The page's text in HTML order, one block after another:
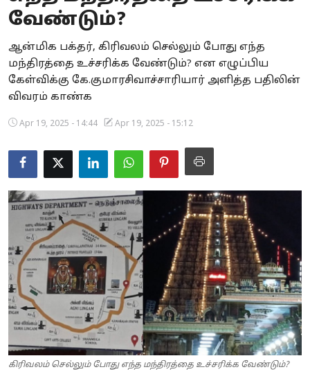
Business
Crime
Tamilnadu
Astrology
Spirituality
Weather
Politics
வேண்டும்?
ஆன்மிக பக்தர், கிரிவலம் செல்லும் போது எந்த
மந்திரத்தை உச்சரிக்க வேண்டும்? என எழுப்பிய
கேள்விக்கு கே.குமாரசிவாச்சாரியார் அளித்த பதிலின்
விவரம் காண்க
Apr 19, 2025 - 14:44 Apr 19, 2025 - 15:12
கிரிவலம் செல்லும் போது எந்த மந்திரத்தை உச்சரிக்க வேண்டும்?